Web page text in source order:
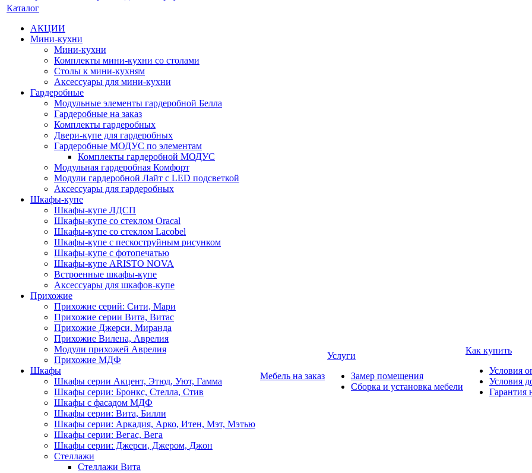
Каталог
АКЦИИ
Мини-кухни
Мини-кухни
Комплекты мини-кухни со столами
Столы к мини-кухням
Аксессуары для мини-кухни
Гардеробные
Модульные элементы гардеробной Белла
Гардеробные на заказ
Комплекты гардеробных
Двери-купе для гардеробных
Гардеробные МОДУС по элементам
Комплекты гардеробной МОДУС
Модульная гардеробная Комфорт
Модули гардеробной Лайт с LED подсветкой
Аксессуары для гардеробных
Шкафы-купе
Шкафы-купе ЛДСП
Шкафы-купе со стеклом Oracal
Шкафы-купе со стеклом Lacobel
Шкафы-купе с пескоструйным рисунком
Шкафы-купе с фотопечатью
Шкафы-купе ARISTO NOVA
Встроенные шкафы-купе
Аксессуары для шкафов-купе
Прихожие
Прихожие серий: Сити, Мари
Прихожие серии Вита, Витас
Прихожие Джерси, Миранда
Прихожие Вилена, Аврелия
Модули прихожей Аврелия
Прихожие МДФ
Шкафы
Шкафы серии Акцент, Этюд, Уют, Гамма
Шкафы серии: Бронкс, Стелла, Стив
Шкафы с фасадом МДФ
Шкафы серии: Вита, Билли
Шкафы серии: Аркадия, Арко, Итен, Мэт, Мэтью
Шкафы серии: Вегас, Вега
Шкафы серии: Джерси, Джером, Джон
Стеллажи
Стеллажи Вита
Мебель на заказ
Услуги
Замер помещения
Сборка и установка мебели
Как купить
Условия
Условия
Гарантия